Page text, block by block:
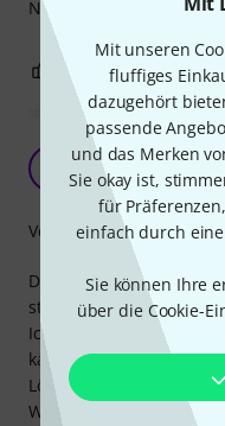
Mit unseren
fluffiges
dazugehört
passende
und das Merken
Sie okay ist,
für
einfach durch
Sie können Ihre
über die Cookie-
Nichts auszusetzen!
0 0
Super Kabel
Die Verarbeitung ist
stabilen Eindruck.
Ich finde cool, dass
kann das Kabel also
Lötstation besitzt.
Würde ich wieder kaufen.
Verarbeitung